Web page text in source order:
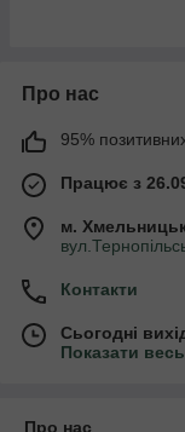
Про нас
95% позитивних
Працює з
м.
Контакти
Сьогодні
Показати
Про нас